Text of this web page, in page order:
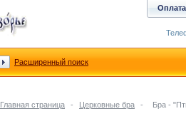
Главная страница - Церковные бра - Бра -
Оплата
Расширенный поиск